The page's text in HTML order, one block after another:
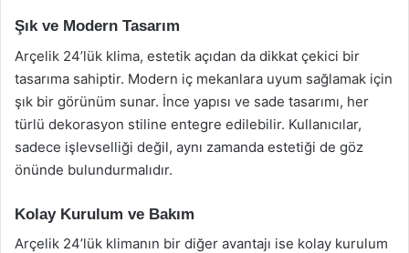
Şık ve Modern Tasarım
Arçelik 24’lük klima, estetik açıdan da dikkat çekici bir
tasarıma sahiptir. Modern iç mekanlara uyum sağlamak için
şık bir görünüm sunar. İnce yapısı ve sade tasarımı, her
türlü dekorasyon stiline entegre edilebilir. Kullanıcılar,
sadece işlevselliği değil, aynı zamanda estetiği de göz
önünde bulundurmalıdır.
Kolay Kurulum ve Bakım
Arçelik 24’lük klimanın bir diğer avantajı ise kolay kurulum